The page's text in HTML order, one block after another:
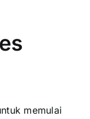
memulai